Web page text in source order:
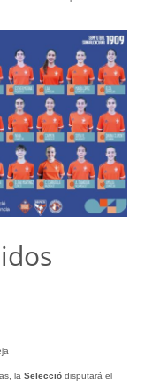
la Selecciódisputará el